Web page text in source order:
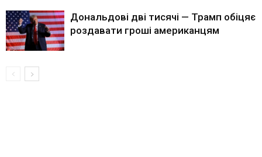
Дональдові дві тисячі — Трамп обіцяє
роздавати гроші американцям